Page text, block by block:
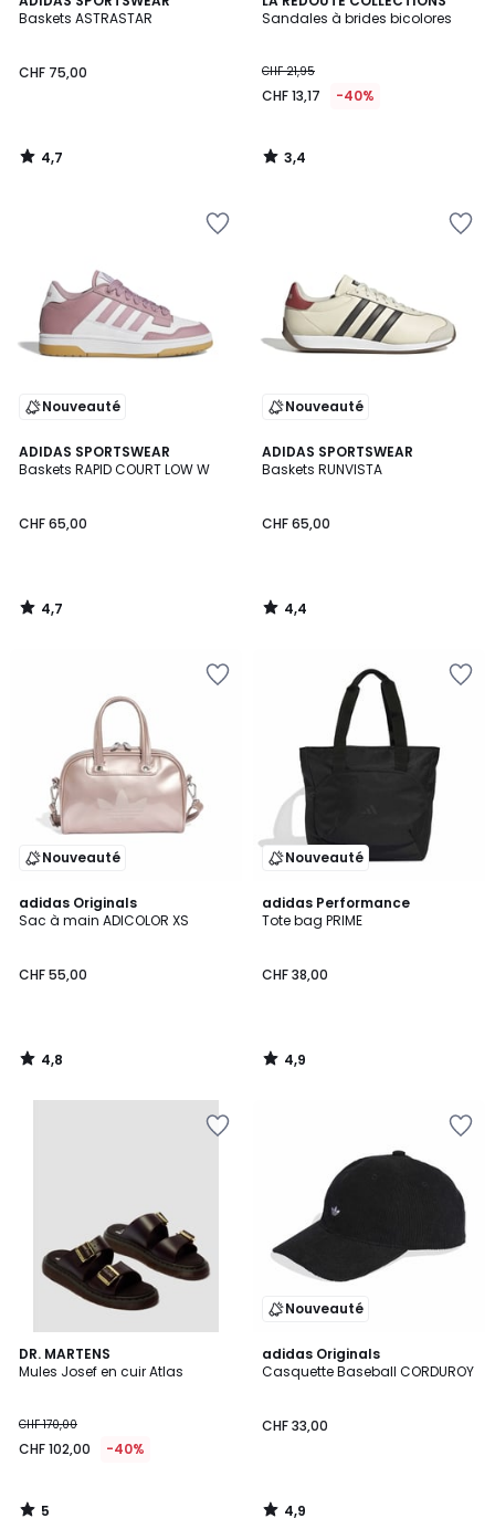
Baskets ASTRASTAR
CHF 75,00
/ 5
4,7
/
Sandales à brides bicolores
CHF 21,95
CHF 13,17 -40%
/ 5
3,4
/
Nouveauté
ADIDAS SPORTSWEAR
Baskets RAPID COURT LOW W
CHF 65,00
4,7
/ 5
4,7
/
Nouveauté
ADIDAS SPORTSWEAR
Baskets RUNVISTA
CHF 65,00
4,4
/ 5
4,4
/
Nouveauté
adidas Originals
Sac à main ADICOLOR XS
CHF 55,00
4,8
/ 5
4,8
/
Nouveauté
adidas Performance
Tote bag PRIME
CHF 38,00
4,9
/ 5
4,9
/
DR. MARTENS
Mules Josef en cuir Atlas
CHF 170,00
CHF 102,00 -40%
5
/
5
/
Nouveauté
adidas Originals
Casquette Baseball CORDUROY
CHF 33,00
4,9
/ 5
4,9
/